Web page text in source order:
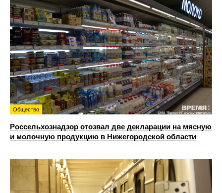
Общество
Россельхознадзор отозвал две декларации на мясную
и молочную продукцию в Нижегородской области